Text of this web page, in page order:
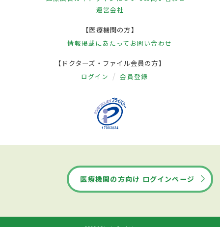
運営会社
【医療機関の方】
情報掲載にあたって お問い合わせ
【ドクターズ・ファイル会員の方】
ログイン 会員登録
医療機関の方向け ログインページ